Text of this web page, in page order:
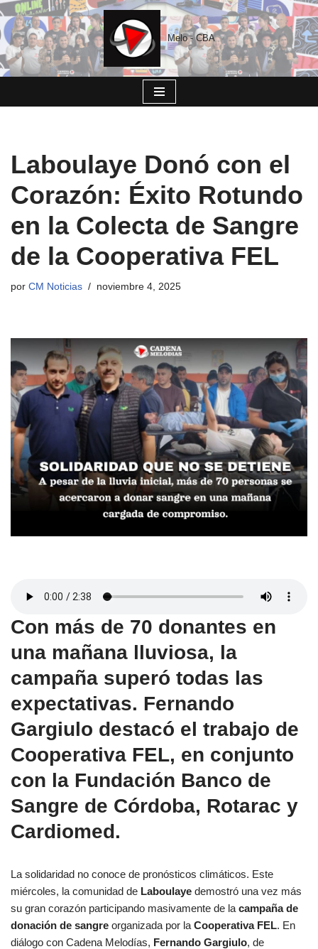
Saltar
al
contenido
Melo - CBA
Laboulaye Donó con el
Corazón: Éxito Rotundo
en la Colecta de Sangre
de la Cooperativa FEL
por CM Noticias noviembre 4, 2025
Con más de 70 donantes en
una mañana lluviosa, la
campaña superó todas las
expectativas. Fernando
Gargiulo destacó el trabajo de
Cooperativa FEL, en conjunto
con la Fundación Banco de
Sangre de Córdoba, Rotarac y
Cardiomed.
La solidaridad no conoce de pronósticos climáticos. Este
miércoles, la comunidad de Laboulaye demostró una vez más
su gran corazón participando masivamente de la campaña de
donación de sangre organizada por la Cooperativa FEL. En
diálogo con Cadena Melodías, Fernando Gargiulo, de